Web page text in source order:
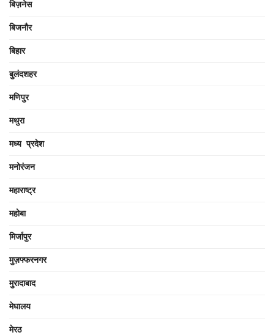
बिज़नेस
बिजनौर
बिहार
बुलंदशहर
मणिपुर
मथुरा
मध्य प्रदेश
मनोरंजन
महाराष्ट्र
महोबा
मिर्जापुर
मुज़फ्फरनगर
मुरादाबाद
मेघालय
मेरठ